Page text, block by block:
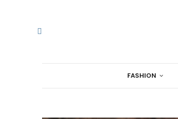
FASHION